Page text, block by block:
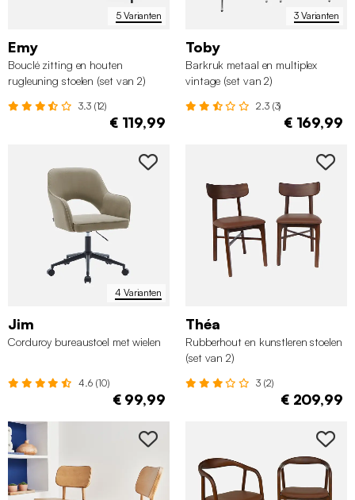
5 Varianten
Emy
Bouclé zitting en houten
rugleuning stoelen (set van 2)
3.3 (12)
€ 119,99
3 Varianten
Toby
Barkruk metaal en multiplex
vintage (set van 2)
2.3 (3)
€ 169,99
4 Varianten
Jim
Corduroy bureaustoel met wielen
4.6 (10)
€ 99,99
Théa
Rubberhout en kunstleren stoelen
(set van 2)
3 (2)
€ 209,99